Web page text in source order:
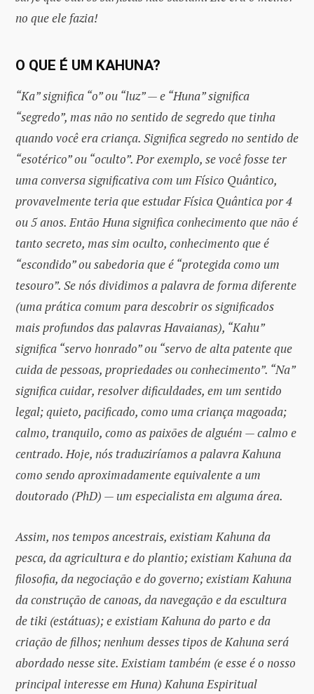
no que ele fazia!
O QUE É UM KAHUNA?
“Ka” significa “o” ou “luz” — e “Huna” significa
“segredo”, mas não no sentido de segredo que tinha
quando você era criança. Significa segredo no sentido de
“esotérico” ou “oculto”. Por exemplo, se você fosse ter
uma conversa significativa com um Físico Quântico,
provavelmente teria que estudar Física Quântica por 4
ou 5 anos. Então Huna significa conhecimento que não é
tanto secreto, mas sim oculto, conhecimento que é
“escondido” ou sabedoria que é “protegida como um
tesouro”. Se nós dividimos a palavra de forma diferente
(uma prática comum para descobrir os significados
mais profundos das palavras Havaianas), “Kahu”
significa “servo honrado” ou “servo de alta patente que
cuida de pessoas, propriedades ou conhecimento”. “Na”
significa cuidar, resolver dificuldades, em um sentido
legal; quieto, pacificado, como uma criança magoada;
calmo, tranquilo, como as paixões de alguém — calmo e
centrado. Hoje, nós traduziríamos a palavra Kahuna
como sendo aproximadamente equivalente a um
doutorado (PhD) — um especialista em alguma área.
Assim, nos tempos ancestrais, existiam Kahuna da
pesca, da agricultura e do plantio; existiam Kahuna da
filosofia, da negociação e do governo; existiam Kahuna
da construção de canoas, da navegação e da escultura
de tiki (estátuas); e existiam Kahuna do parto e da
criação de filhos; nenhum desses tipos de Kahuna será
abordado nesse site. Existiam também (e esse é o nosso
principal interesse em Huna) Kahuna Espiritual